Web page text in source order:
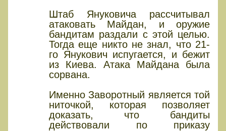
Штаб Януковича рассчитывал
атаковать Майдан, и оружие
бандитам раздали с этой целью.
Тогда еще никто не знал, что 21-
го Янукович испугается, и бежит
из Киева. Атака Майдана была
сорвана.
Именно Заворотный является той
ниточкой, которая позволяет
доказать, что бандиты
действовали по приказу